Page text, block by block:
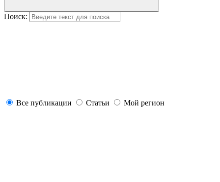
Поиск:
Все публикации Статьи Мой регион